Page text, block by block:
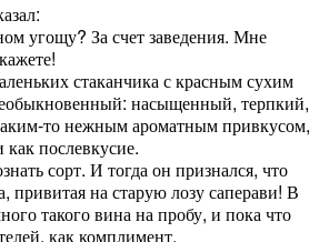
угощу? За счет заведения. Мне
стаканчика с красным сухим
насыщенный, терпкий,
то нежным ароматным привкусом,
как послевкусие.
сорт. И тогда он признался, что
привитая на старую лозу саперави! В
такого вина на пробу, и пока что
как комплимент.